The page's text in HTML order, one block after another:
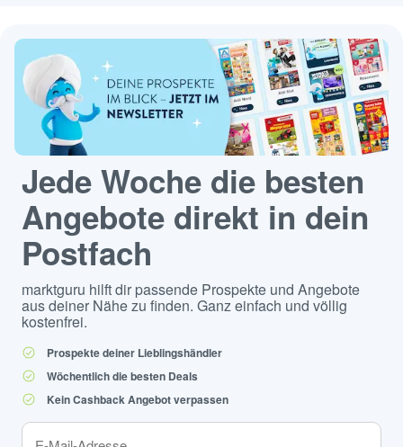
Jede Woche die besten
Angebote direkt in dein
Postfach
marktguru hilft dir passende Prospekte und Angebote
aus deiner Nähe zu finden. Ganz einfach und völlig
kostenfrei.
Prospekte deiner Lieblingshändler
Wöchentlich die besten Deals
Kein Cashback Angebot verpassen